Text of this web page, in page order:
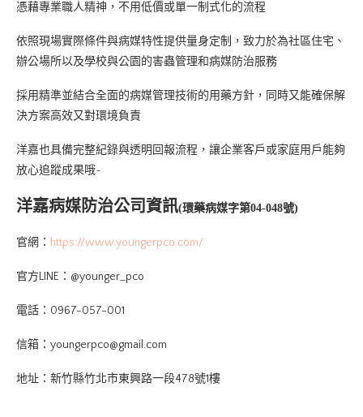
憑藉專業職人精神，不用低價或單一制式化的流程
依照現場實際條件與病媒特性提供量身定制，致力於為社區住宅、
辦公場所以及學校與公園的害蟲管理和病媒防治服務
採用精準並結合全面的病媒管理技術的用藥方針，同時又能確保解
決方案高效又對環境負責
洋嘉也具備完整紀錄與透明回報流程，讓企業客戶或家庭用戶能夠
放心追蹤成果哦~
洋嘉病媒防治公司資訊(環藥病媒字第04-048號)
官網： https://www.youngerpco.com/
官方LINE：@younger_pco
電話：0967-057-001
信箱：youngerpco@gmail.com
地址：新竹縣竹北市東興路一段478號1樓